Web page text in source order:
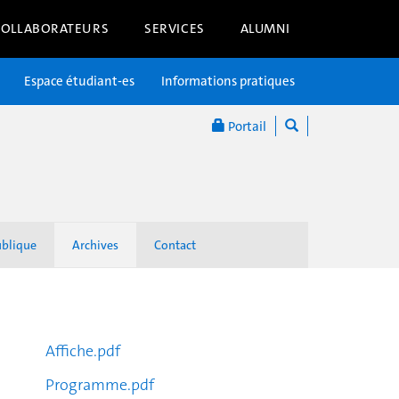
SERVICES ALUMNI
Portail
Espace étudiant-es Informations pratiques
Archives Contact
Affiche.pdf
Programme.pdf